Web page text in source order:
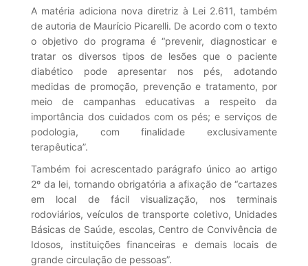
A matéria adiciona nova diretriz à Lei 2.611, também
de autoria de Maurício Picarelli. De acordo com o texto
o objetivo do programa é “prevenir, diagnosticar e
tratar os diversos tipos de lesões que o paciente
diabético pode apresentar nos pés, adotando
medidas de promoção, prevenção e tratamento, por
meio de campanhas educativas a respeito da
importância dos cuidados com os pés; e serviços de
podologia, com finalidade exclusivamente
terapêutica”.
Também foi acrescentado parágrafo único ao artigo
2º da lei, tornando obrigatória a afixação de “cartazes
em local de fácil visualização, nos terminais
rodoviários, veículos de transporte coletivo, Unidades
Básicas de Saúde, escolas, Centro de Convivência de
Idosos, instituições financeiras e demais locais de
grande circulação de pessoas”.